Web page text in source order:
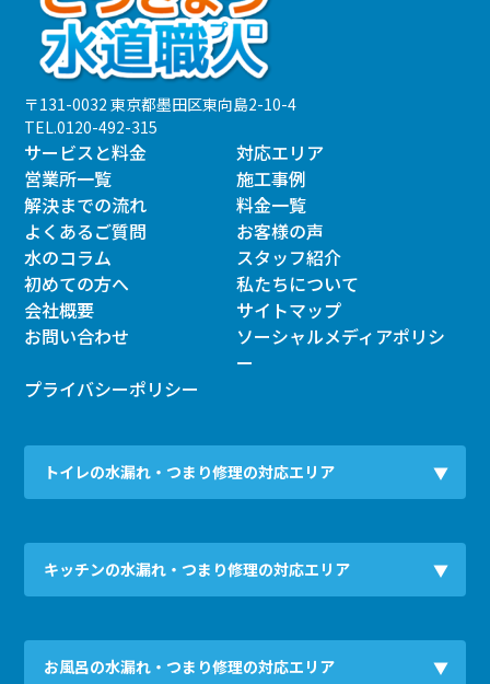
〒131-0032 東京都墨田区東向島2-10-4
TEL.0120-492-315
サービスと料金
対応エリア
営業所一覧
施工事例
解決までの流れ
料金一覧
よくあるご質問
お客様の声
水のコラム
スタッフ紹介
初めての方へ
私たちについて
会社概要
サイトマップ
お問い合わせ
ソーシャルメディアポリシ
ー
プライバシーポリシー
トイレの水漏れ・つまり修理の対応エリア
キッチンの水漏れ・つまり修理の対応エリア
お風呂の水漏れ・つまり修理の対応エリア